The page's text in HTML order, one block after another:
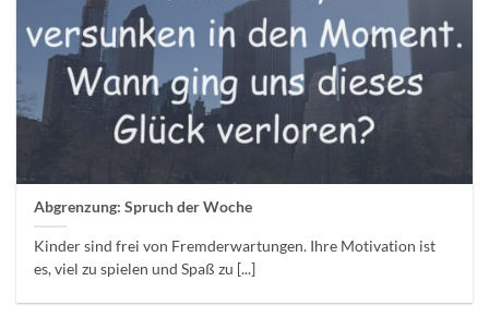
Abgrenzung: Spruch der Woche
Kinder sind frei von Fremderwartungen. Ihre Motivation ist
es, viel zu spielen und Spaß zu [...]